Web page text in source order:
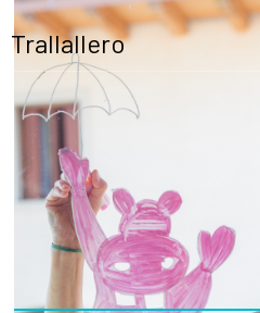
Trallallero
Home
Chi siamo
La nostra storia
Il Festival